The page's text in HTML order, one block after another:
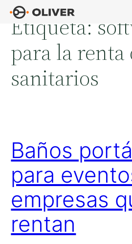
Saltar
contenido
Etiqueta:
para la renta
sanitarios
Baños
para
empresas
rentan